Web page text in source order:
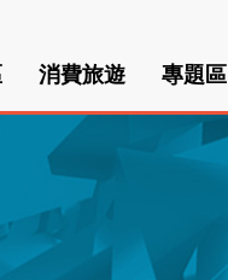
消費旅遊 專題區